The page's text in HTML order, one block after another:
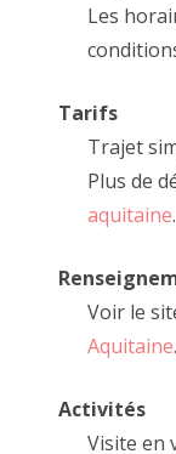
Les
Tarifs
Trajet
Plus de
aquitaine.
Voir le
Aquitaine.
Activités
Visite en